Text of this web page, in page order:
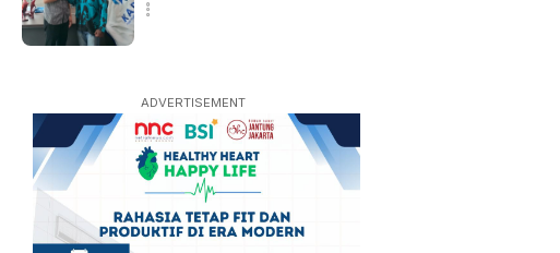
ADVERTISEMENT